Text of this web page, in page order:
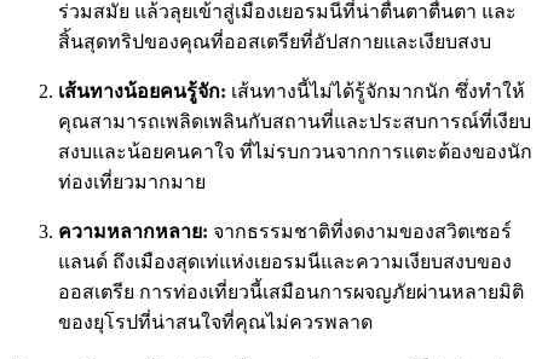
ร่วมสมัย แล้วลุยเข้าสู่เมืองเยอรมนีที่น่าตื่นตาตื่นตา และ
สิ้นสุดทริปของคุณที่ออสเตรียที่อัปสกายและเงียบสงบ
เส้นทางน้อยคนรู้จัก: เส้นทางนี้ไม่ได้รู้จักมากนัก ซึ่งทำให้
คุณสามารถเพลิดเพลินกับสถานที่และประสบการณ์ที่เงียบ
สงบและน้อยคนคาใจ ที่ไม่รบกวนจากการแตะต้องของนัก
ท่องเที่ยวมากมาย
ความหลากหลาย: จากธรรมชาติที่งดงามของสวิตเซอร์
แลนด์ ถึงเมืองสุดเท่แห่งเยอรมนีและความเงียบสงบของ
ออสเตรีย การท่องเที่ยวนี้เสมือนการผจญภัยผ่านหลายมิติ
ของยุโรปที่น่าสนใจที่คุณไม่ควรพลาด